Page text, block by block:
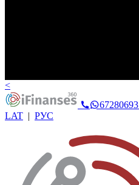
<
67280693
LAT | РУС